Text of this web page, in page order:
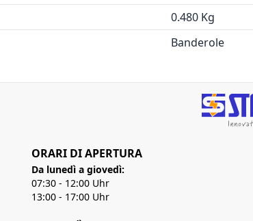
0.480 Kg
Banderole
ORARI DI APERTURA
Da lunedì a giovedì:
07:30 - 12:00 Uhr
13:00 - 17:00 Uhr